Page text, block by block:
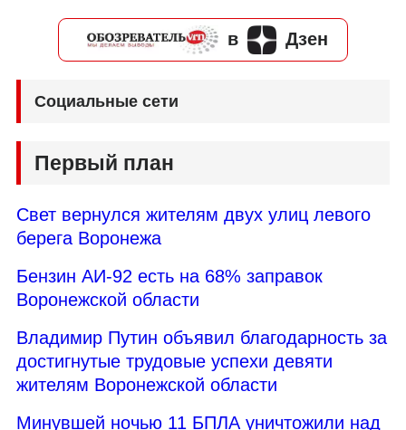
в Дзен
Социальные сети
Первый план
Свет вернулся жителям двух улиц левого
берега Воронежа
Бензин АИ-92 есть на 68% заправок
Воронежской области
Владимир Путин объявил благодарность за
достигнутые трудовые успехи девяти
жителям Воронежской области
Минувшей ночью 11 БПЛА уничтожили над